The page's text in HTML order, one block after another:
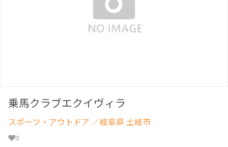
乗馬クラブエクイヴィラ
スポーツ・アウトドア ／岐阜県 土岐市
0